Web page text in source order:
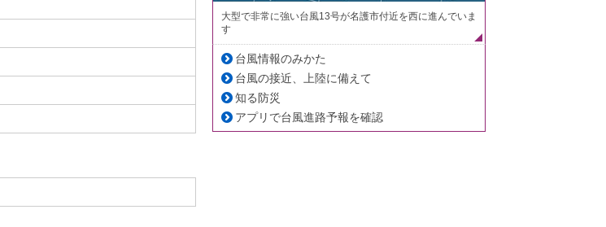
大型で非常に強い台風13号が名護市付近を西に進んでいま
す
台風情報のみかた
台風の接近、上陸に備えて
知る防災
アプリで台風進路予報を確認